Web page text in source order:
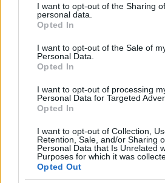
I want to opt-out of the Sharing
personal data.
Opted In
I want to opt-out of the Sale of
Personal Data.
Opted In
I want to opt-out of processing
Personal Data for Targeted
Opted In
I want to opt-out of Collection,
Retention, Sale, and/or Sharing
Personal Data that Is Unrelated
Purposes for which it was
Opted Out
Samedi 06
21h05
UBB
Bordeaux